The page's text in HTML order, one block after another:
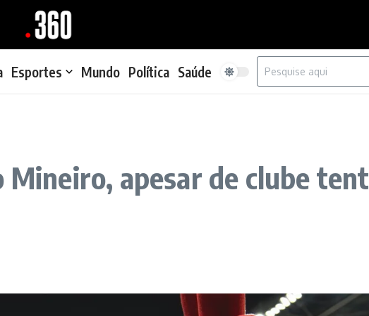
Esportes Mundo Política Saúde
Procurar por:
apesar de clube